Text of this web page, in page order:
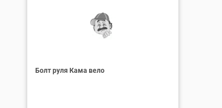
Болт руля Кама вело